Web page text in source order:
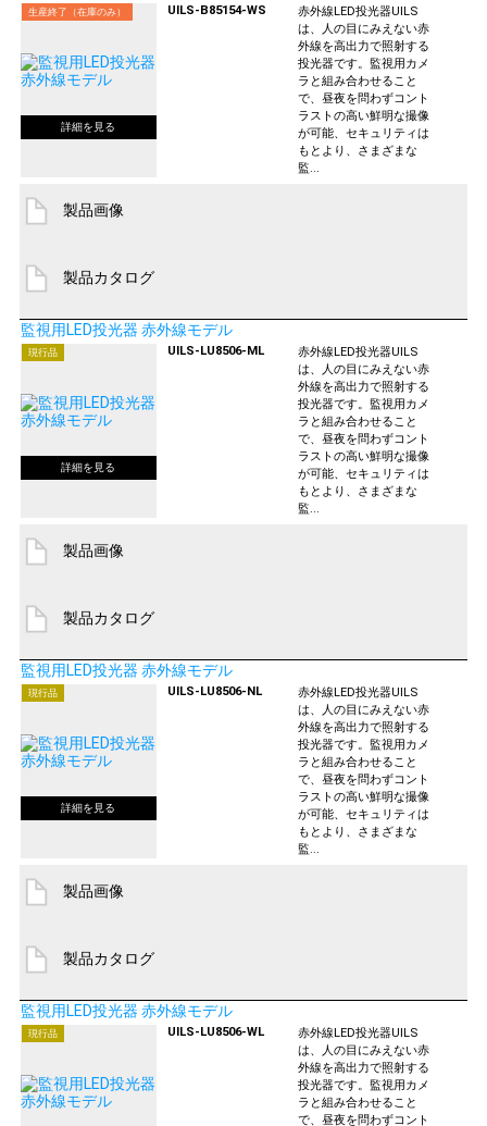
生産終了（在庫のみ） UILS-B85154-WS
赤外線LED投光器UILS
は、人の目にみえない赤
外線を高出力で照射する
投光器です。監視用カメ
ラと組み合わせること
で、昼夜を問わずコント
ラストの高い鮮明な撮像
が可能、セキュリティは
もとより、さまざまな
監...
製品画像
製品カタログ
監視用LED投光器 赤外線モデル
現行品 UILS-LU8506-ML
赤外線LED投光器UILS
は、人の目にみえない赤
外線を高出力で照射する
投光器です。監視用カメ
ラと組み合わせること
で、昼夜を問わずコント
ラストの高い鮮明な撮像
が可能、セキュリティは
もとより、さまざまな
監...
製品画像
製品カタログ
監視用LED投光器 赤外線モデル
現行品 UILS-LU8506-NL
赤外線LED投光器UILS
は、人の目にみえない赤
外線を高出力で照射する
投光器です。監視用カメ
ラと組み合わせること
で、昼夜を問わずコント
ラストの高い鮮明な撮像
が可能、セキュリティは
もとより、さまざまな
監...
製品画像
製品カタログ
監視用LED投光器 赤外線モデル
現行品 UILS-LU8506-WL
赤外線LED投光器UILS
は、人の目にみえない赤
外線を高出力で照射する
投光器です。監視用カメ
ラと組み合わせること
で、昼夜を問わずコント